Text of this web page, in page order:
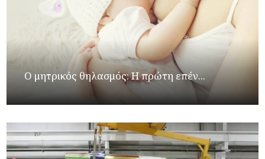
Ο μητρικός θηλασμός: Η πρώτη επέν...